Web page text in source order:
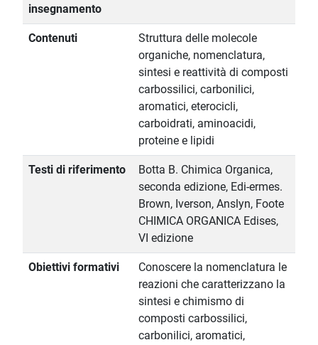
insegnamento
Contenuti
Struttura delle molecole
organiche, nomenclatura,
sintesi e reattività di composti
carbossilici, carbonilici,
aromatici, eterocicli,
carboidrati, aminoacidi,
proteine e lipidi
Testi di riferimento
Botta B. Chimica Organica,
seconda edizione, Edi-ermes.
Brown, Iverson, Anslyn, Foote
CHIMICA ORGANICA Edises,
VI edizione
Obiettivi formativi
Conoscere la nomenclatura le
reazioni che caratterizzano la
sintesi e chimismo di
composti carbossilici,
carbonilici, aromatici,